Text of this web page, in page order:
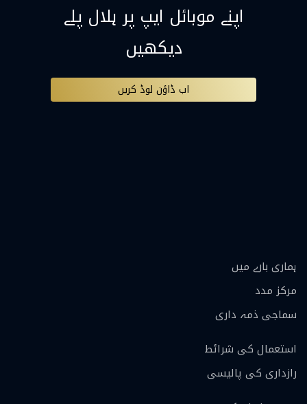
اپنے موبائل ایپ پر ہلال پلے
دیکھیں
اب ڈاؤن لوڈ کریں
ہماری بارے ميں
مرکز مدد
سماجی ذمہ داری
استعمال کی شرائط
رازداری کی پالیسی